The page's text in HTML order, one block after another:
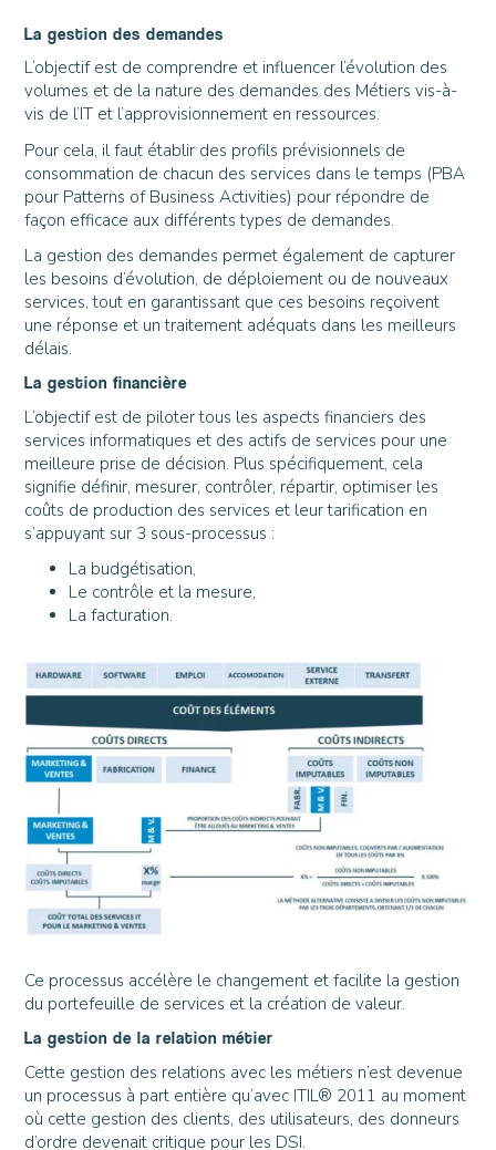
La gestion des demandes
L’objectif est de comprendre et influencer l’évolution des
volumes et de la nature des demandes des Métiers vis-à-
vis de l’IT et l’approvisionnement en ressources.
Pour cela, il faut établir des profils prévisionnels de
consommation de chacun des services dans le temps (PBA
pour Patterns of Business Activities) pour répondre de
façon efficace aux différents types de demandes.
La gestion des demandes permet également de capturer
les besoins d’évolution, de déploiement ou de nouveaux
services, tout en garantissant que ces besoins reçoivent
une réponse et un traitement adéquats dans les meilleurs
délais.
La gestion financière
L’objectif est de piloter tous les aspects financiers des
services informatiques et des actifs de services pour une
meilleure prise de décision. Plus spécifiquement, cela
signifie définir, mesurer, contrôler, répartir, optimiser les
coûts de production des services et leur tarification en
s’appuyant sur 3 sous-processus :
La budgétisation,
Le contrôle et la mesure,
La facturation.
Ce processus accélère le changement et facilite la gestion
du portefeuille de services et la création de valeur.
La gestion de la relation métier
Cette gestion des relations avec les métiers n’est devenue
un processus à part entière qu’avec ITIL® 2011 au moment
où cette gestion des clients, des utilisateurs, des donneurs
d’ordre devenait critique pour les DSI.